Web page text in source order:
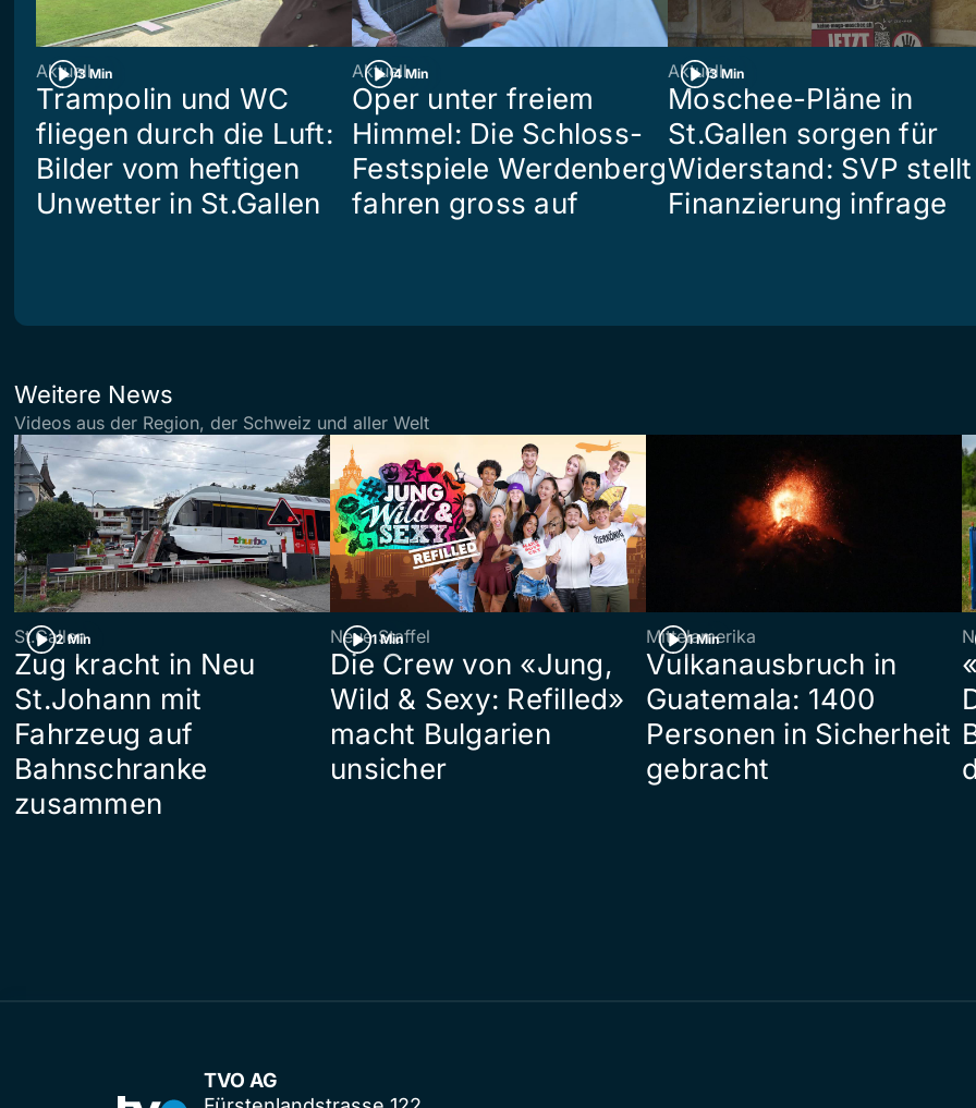
3 Min
Aktuell
Trampolin und WC
fliegen durch die Luft:
Bilder vom heftigen
Unwetter in St.Gallen
4 Min
Aktuell
Oper unter freiem
Himmel: Die Schloss-
Festspiele Werdenberg
fahren gross auf
3 Min
Aktuell
Moschee-Pläne in
St.Gallen sorgen für
Widerstand: SVP stellt
Finanzierung infrage
Weitere News
Videos aus der Region, der Schweiz und aller Welt
2 Min
St.Gallen
Zug kracht in Neu
St.Johann mit
Fahrzeug auf
Bahnschranke
zusammen
1 Min
Neue Staffel
Die Crew von «Jung,
Wild & Sexy: Refilled»
macht Bulgarien
unsicher
1 Min
Mittelamerika
Vulkanausbruch in
Guatemala: 1400
Personen in Sicherheit
gebracht
TVO AG